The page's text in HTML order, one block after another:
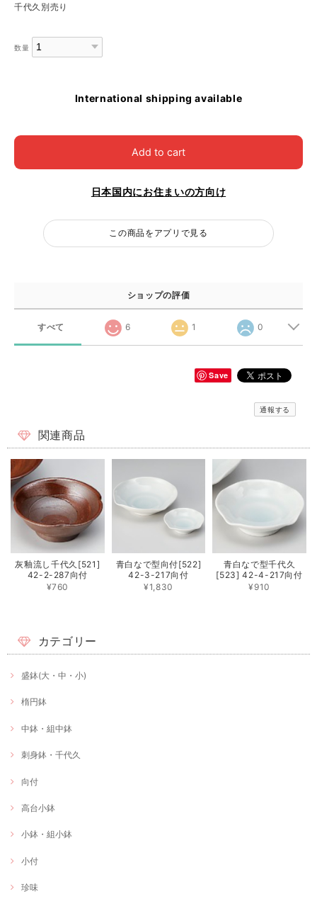
千代久別売り
数量
International shipping available
Add to cart
日本国内にお住まいの方向け
この商品をアプリで見る
ショップの評価
すべて 6 1 0
Save
通報する
関連商品
灰釉流し千代久[521]
42-2-287向付
¥760
青白なで型向付[522]
42-3-217向付
¥1,830
青白なで型千代久
[523] 42-4-217向付
¥910
カテゴリー
盛鉢(大・中・小)
楕円鉢
中鉢・組中鉢
刺身鉢・千代久
向付
高台小鉢
小鉢・組小鉢
小付
珍味